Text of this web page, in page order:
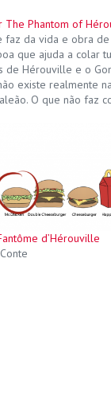
The Phantom of
da vida e obra
que ajuda a colar
de Hérouville e o
existe realmente
O que não faz
d’Hérouville